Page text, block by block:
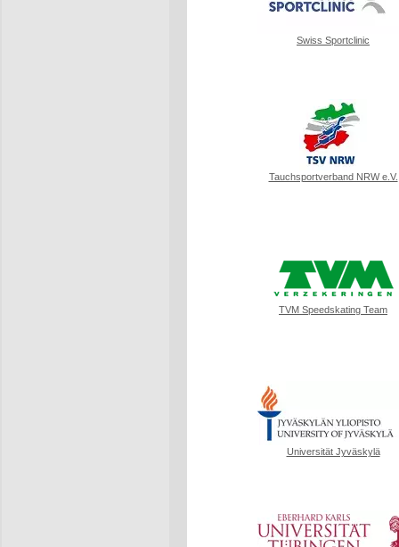
Swiss Sportclinic
Tauchsportverband NRW e.V.
TVM Speedskating Team
Universität Jyväskylä